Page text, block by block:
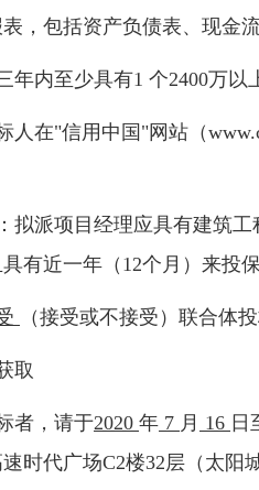
，包括资产负债表、现金
年内至少具有1 个2400万以
人在"信用中国"网站（
拟派项目经理应具有建筑
有近一年（12个月）来投
（接受或不接受）联合体投
取
者，请于2020 年 7 月 16 日
时代广场C2楼32层（太阳